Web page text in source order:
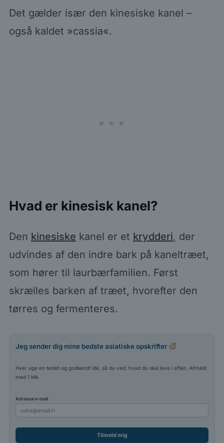
Det gælder især den kinesiske kanel –
også kaldet »cassia«.
Hvad er kinesisk kanel?
Den kinesiske kanel er et krydderi, der
udvindes af den indre bark på kaneltræet,
som hører til laurbærfamilien. Først
skrælles barken af træet, hvorefter den
tørres og fermenteres.
Jeg sender dig mine bedste asiatiske opskrifter
Hver uge en testet og godkendt idé, så du ved, hvad du skal lave i aften. Afmeld
med 1 klik.
Adresse e-mail
Tilmeld mig